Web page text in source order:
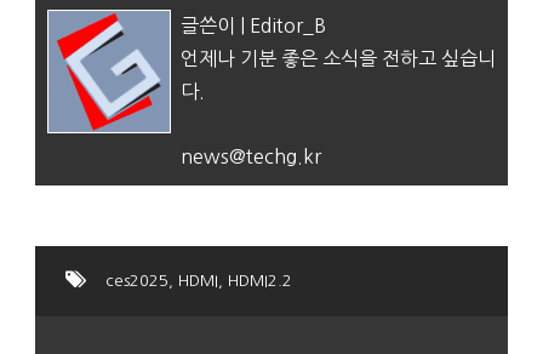
글쓴이 | Editor_B
언제나 기분 좋은 소식을 전하고 싶습니
다.
news@techg.kr
ces2025 HDMI HDMI2.2